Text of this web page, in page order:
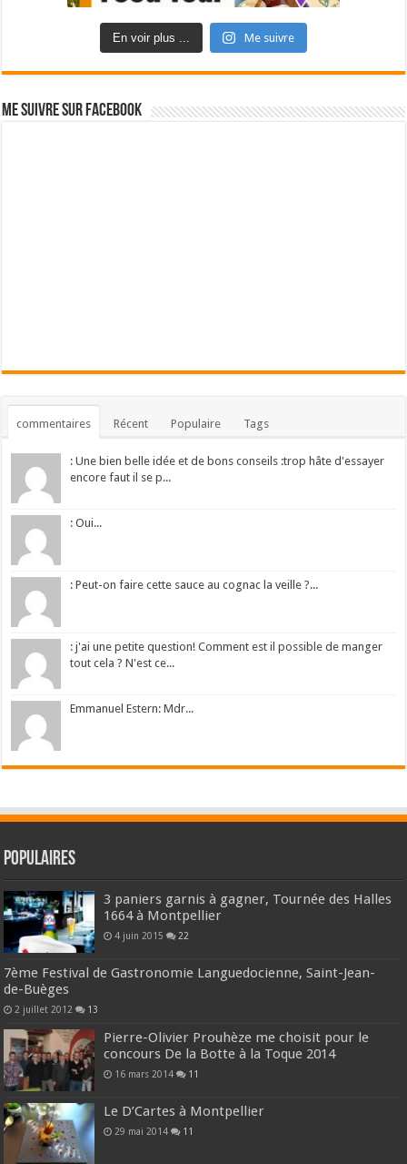
En voir plus ... Me suivre
Me suivre sur Facebook
commentaires Récent Populaire Tags
: Une bien belle idée et de bons conseils :trop hâte d'essayer
encore faut il se p...
: Oui...
: Peut-on faire cette sauce au cognac la veille ?...
: j'ai une petite question! Comment est il possible de manger
tout cela ? N'est ce...
Emmanuel Estern: Mdr...
Populaires
3 paniers garnis à gagner, Tournée des Halles
1664 à Montpellier
4 juin 2015 22
7ème Festival de Gastronomie Languedocienne, Saint-Jean-
de-Buèges
2 juillet 2012 13
Pierre-Olivier Prouhèze me choisit pour le
concours De la Botte à la Toque 2014
16 mars 2014 11
Le D’Cartes à Montpellier
29 mai 2014 11